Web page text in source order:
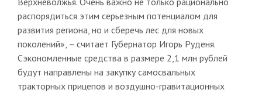
распорядиться этим серьезным потенциалом для
развития региона, но и сберечь лес для новых
поколений», – считает Губернатор Игорь Руденя.
Сэкономленные средства в размере 2,1 млн рублей
будут направлены на закупку самосвальных
тракторных прицепов и воздушно-гравитационных